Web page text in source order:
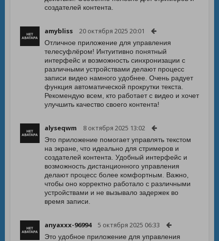
создателей контента.
amybliss 20 октября 2025 20:01
Отличное приложение для управления
телесуфлёром! Интуитивно понятный
интерфейс и возможность синхронизации с
различными устройствами делают процесс
записи видео намного удобнее. Очень радует
функция автоматической прокрутки текста.
Рекомендую всем, кто работает с видео и хочет
улучшить качество своего контента!
alyseqwm 8 октября 2025 13:02
Это приложение помогает управлять текстом
на экране, что идеально для стримеров и
создателей контента. Удобный интерфейс и
возможность дистанционного управления
делают процесс более комфортным. Важно,
чтобы оно корректно работало с различными
устройствами и не вызывало задержек во
время записи.
anyaxxx-96994 5 октября 2025 06:33
Это удобное приложение для управления